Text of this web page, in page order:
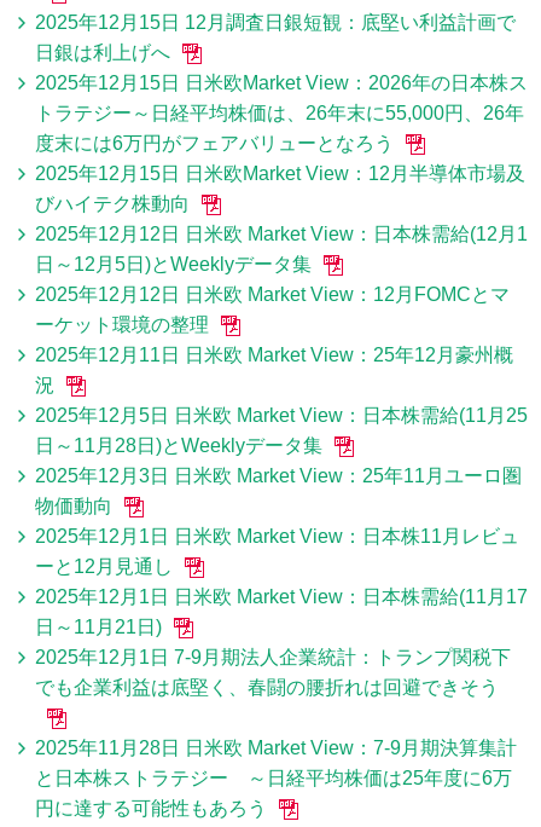
2025年12月15日 12月調査日銀短観：底堅い利益計画で
日銀は利上げへ
2025年12月15日 日米欧Market View：2026年の日本株ス
トラテジー～日経平均株価は、26年末に55,000円、26年
度末には6万円がフェアバリューとなろう
2025年12月15日 日米欧Market View：12月半導体市場及
びハイテク株動向
2025年12月12日 日米欧 Market View：日本株需給(12月1
日～12月5日)とWeeklyデータ集
2025年12月12日 日米欧 Market View：12月FOMCとマ
ーケット環境の整理
2025年12月11日 日米欧 Market View：25年12月豪州概
況
2025年12月5日 日米欧 Market View：日本株需給(11月25
日～11月28日)とWeeklyデータ集
2025年12月3日 日米欧 Market View：25年11月ユーロ圏
物価動向
2025年12月1日 日米欧 Market View：日本株11月レビュ
ーと12月見通し
2025年12月1日 日米欧 Market View：日本株需給(11月17
日～11月21日)
2025年12月1日 7-9月期法人企業統計：トランプ関税下
でも企業利益は底堅く、春闘の腰折れは回避できそう
2025年11月28日 日米欧 Market View：7-9月期決算集計
と日本株ストラテジー ～日経平均株価は25年度に6万
円に達する可能性もあろう